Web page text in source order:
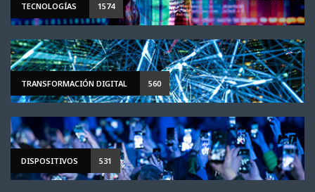
TECNOLOGÍAS 1574
TRANSFORMACIÓN DIGITAL 560
DISPOSITIVOS 531